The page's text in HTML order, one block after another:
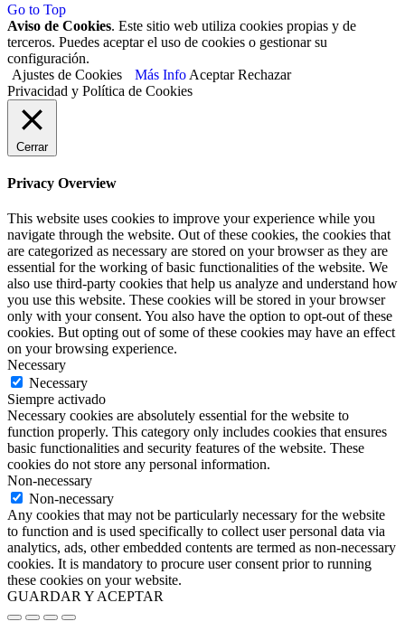
Go to Top
Aviso de Cookies. Este sitio web utiliza cookies propias y de
terceros. Puedes aceptar el uso de cookies o gestionar su
configuración.
Ajustes de Cookies
Más Info Aceptar Rechazar
Privacidad y Política de Cookies
Cerrar
Privacy Overview
This website uses cookies to improve your experience while you
navigate through the website. Out of these cookies, the cookies that
are categorized as necessary are stored on your browser as they are
essential for the working of basic functionalities of the website. We
also use third-party cookies that help us analyze and understand how
you use this website. These cookies will be stored in your browser
only with your consent. You also have the option to opt-out of these
cookies. But opting out of some of these cookies may have an effect
on your browsing experience.
Necessary
Necessary
Siempre activado
Necessary cookies are absolutely essential for the website to
function properly. This category only includes cookies that ensures
basic functionalities and security features of the website. These
cookies do not store any personal information.
Non-necessary
Non-necessary
Any cookies that may not be particularly necessary for the website
to function and is used specifically to collect user personal data via
analytics, ads, other embedded contents are termed as non-necessary
cookies. It is mandatory to procure user consent prior to running
these cookies on your website.
GUARDAR Y ACEPTAR